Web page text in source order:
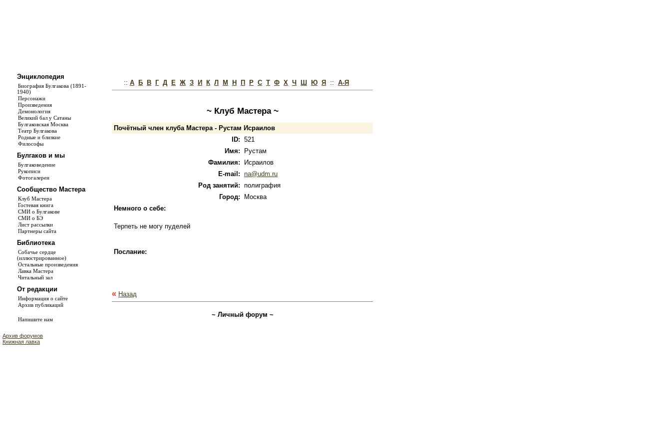
Энциклопедия
Биография Булгакова (1891-
1940)
Персонажи
Произведения
Демонология
Великий бал у Сатаны
Булгаковская Москва
Театр Булгакова
Родные и близкие
Философы
Булгаков и мы
Булгаковедение
Рукописи
Фотогалереи
Сообщество Мастера
Клуб Мастера
Гостевая книга
СМИ о Булгакове
СМИ о БЭ
Лист рассылки
Партнеры сайта
Библиотека
Собачье сердце
(иллюстрированное)
Остальные произведения
Лавка Мастера
Читальный зал
От редакции
Информация о сайте
Архив публикаций
Напишите нам
Архив форумов
Книжная лавка
:: А Б В Г Д Е Ж З И К Л М Н П Р С Т Ф Х Ч Ш Ю Я :: А-Я
~ Клуб Мастера ~
Почётный член клуба Мастера - Рустам Исраилов
ID: 521
Имя:
Рустам
Фамилия:
Исраилов
E-mail: na@udm.ru
Род занятий: полиграфия
Город:
Москва
Немного о себе:
Терпеть не могу пуделей
Послание:
« Назад
~ Личный форум ~